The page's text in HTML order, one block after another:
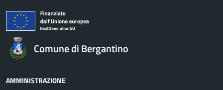
Comune di Bergantino
AMMINISTRAZIONE